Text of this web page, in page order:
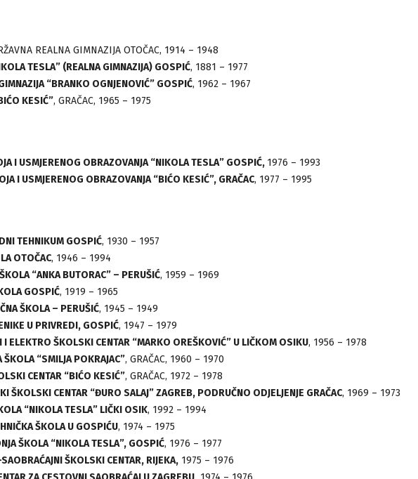
REALNA GIMNAZIJA OTOČAC, 1914 – 1948
TESLA” (REALNA GIMNAZIJA) GOSPIĆ, 1881 – 1977
“BRANKO OGNJENOVIĆ” GOSPIĆ, 1962 – 1967
KESIĆ”, GRAČAC, 1965 – 1975
I USMJERENOG OBRAZOVANJA “NIKOLA TESLA” GOSPIĆ, 1976 – 1993
I USMJERENOG OBRAZOVANJA “BIĆO KESIĆ”, GRAČAC, 1977 – 1995
TEHNIKUM GOSPIĆ, 1930 – 1957
OTOČAC, 1946 – 1994
“ANKA BUTORAC” – PERUŠIĆ, 1959 – 1969
GOSPIĆ, 1919 – 1965
ŠKOLA – PERUŠIĆ, 1945 – 1949
U PRIVREDI, GOSPIĆ, 1947 – 1979
ELEKTRO ŠKOLSKI CENTAR “MARKO OREŠKOVIĆ” U LIČKOM OSIKU, 1956 – 1978
“SMILJA POKRAJAC”, GRAČAC, 1960 – 1970
CENTAR “BIĆO KESIĆ”, GRAČAC, 1972 – 1978
ŠKOLSKI CENTAR “ĐURO SALAJ” ZAGREB, PODRUČNO ODJELJENJE GRAČAC, 1969 – 1973
“NIKOLA TESLA” LIČKI OSIK, 1992 – 1994
ŠKOLA U GOSPIĆU, 1974 – 1975
ŠKOLA “NIKOLA TESLA”, GOSPIĆ, 1976 – 1977
ŠKOLSKI CENTAR, RIJEKA, 1975 – 1976
LIČKA PRUGA – 100.